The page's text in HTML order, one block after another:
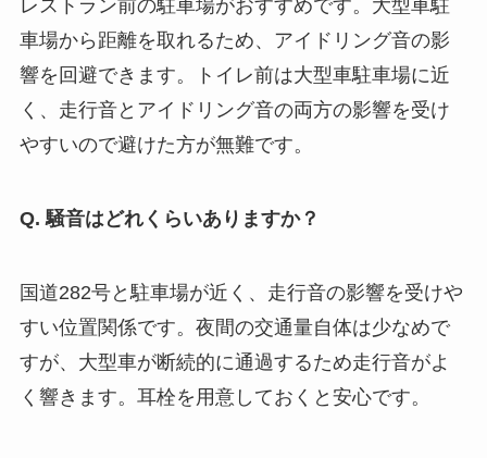
レストラン前の駐車場がおすすめです。大型車駐
車場から距離を取れるため、アイドリング音の影
響を回避できます。トイレ前は大型車駐車場に近
く、走行音とアイドリング音の両方の影響を受け
やすいので避けた方が無難です。
Q. 騒音はどれくらいありますか？
国道282号と駐車場が近く、走行音の影響を受けや
すい位置関係です。夜間の交通量自体は少なめで
すが、大型車が断続的に通過するため走行音がよ
く響きます。耳栓を用意しておくと安心です。